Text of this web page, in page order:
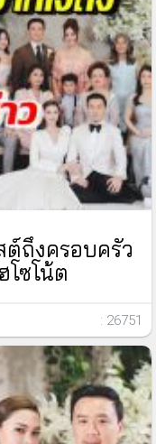
ต์ถึงครอบครัว
ซโน้ต
: 26751